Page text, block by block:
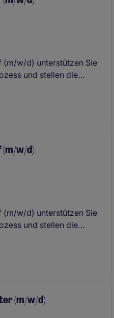
(m/w/d) unterstützen Sie
und stellen die
arbeiten eng mit
w/d)
(m/w/d) unterstützen Sie
und stellen die
arbeiten eng mit
(m/w/d)